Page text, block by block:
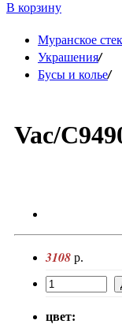
В корзину
Муранское
Украшения/
Бусы и колье/
Vac/
3108 р.
цвет: